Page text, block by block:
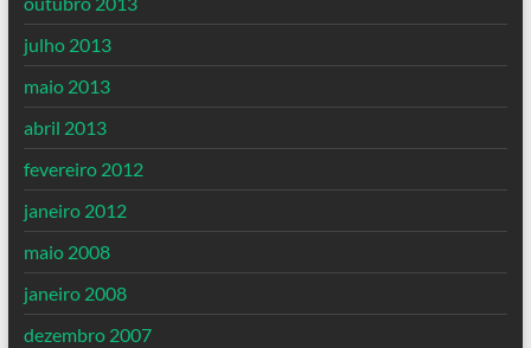
julho 2013
maio 2013
abril 2013
fevereiro 2012
janeiro 2012
maio 2008
janeiro 2008
dezembro 2007